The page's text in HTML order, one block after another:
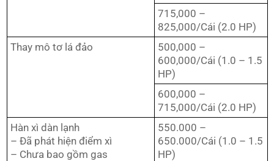
715,000 –
825,000/Cái (2.0 HP)
Thay mô tơ lá đảo
500,000 –
600,000/Cái (1.0 – 1.5
HP)
600,000 –
715,000/Cái (2.0 HP)
Hàn xì dàn lạnh
– Đã phát hiện điểm xì
– Chưa bao gồm gas
550.000 –
650.000/Cái (1.0 – 1.5
HP)